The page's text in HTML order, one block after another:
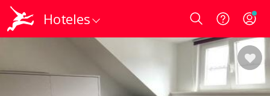
Hoteles Login